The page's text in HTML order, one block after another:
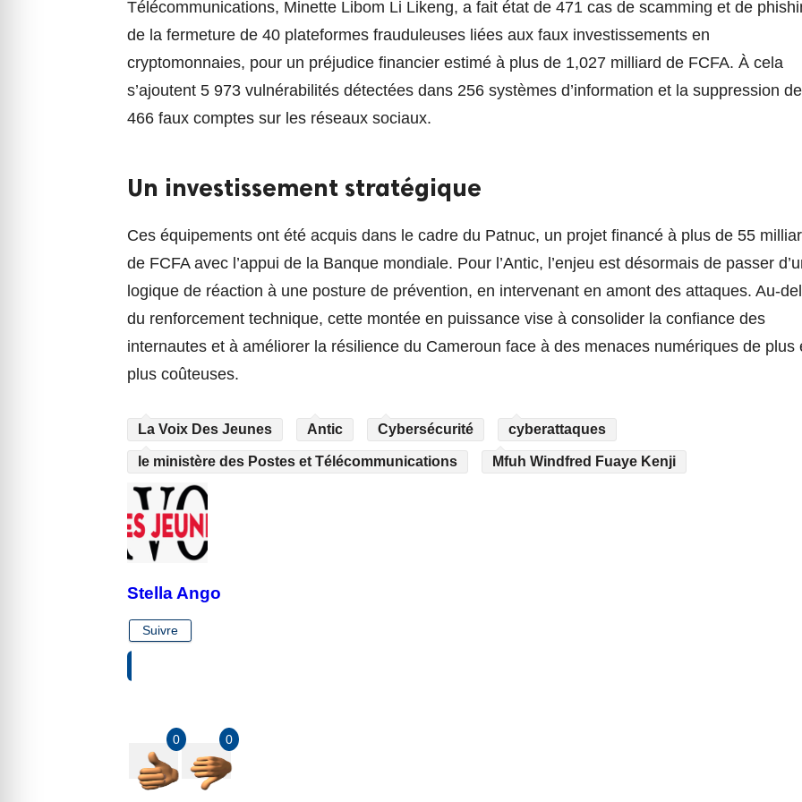
Télécommunications, Minette Libom Li Likeng, a fait état de 471 cas de scamming et de
de la fermeture de 40 plateformes frauduleuses liées aux faux investissements en
cryptomonnaies, pour un préjudice financier estimé à plus de 1,027 milliard de FCFA. À cela
s’ajoutent 5 973 vulnérabilités détectées dans 256 systèmes d’information et la suppression
466 faux comptes sur les réseaux sociaux.
Un investissement stratégique
Ces équipements ont été acquis dans le cadre du Patnuc, un projet financé à plus de 55
de FCFA avec l’appui de la Banque mondiale. Pour l’Antic, l’enjeu est désormais de passer
logique de réaction à une posture de prévention, en intervenant en amont des attaques. Au-
du renforcement technique, cette montée en puissance vise à consolider la confiance des
internautes et à améliorer la résilience du Cameroun face à des menaces numériques de plus
plus coûteuses.
La Voix Des Jeunes Antic Cybersécurité cyberattaques
le ministère des Postes et Télécommunications Mfuh Windfred Fuaye Kenji
Stella Ango
Suivre
0 0